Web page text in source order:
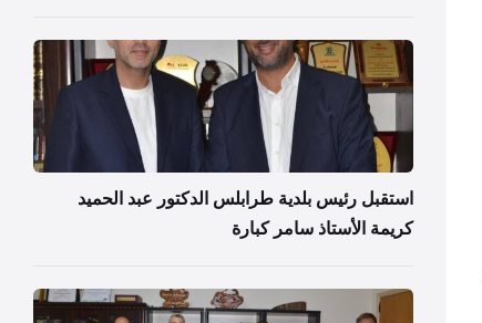
استقبل رئيس بلدية طرابلس الدكتور عبد الحميد
كريمة الأستاذ سامر كبارة